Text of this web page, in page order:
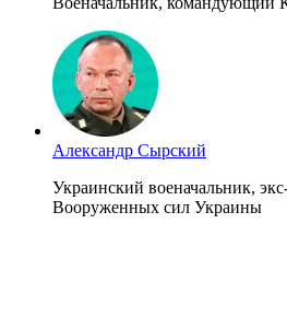
Александр Сырский
Украинский военачальник,
Вооруженных сил Украины